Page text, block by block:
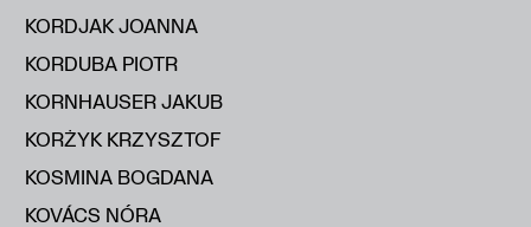
KORDJAK JOANNA
KORDUBA PIOTR
KORNHAUSER JAKUB
KORŻYK KRZYSZTOF
KOSMINA BOGDANA
KOVÁCS NÓRA